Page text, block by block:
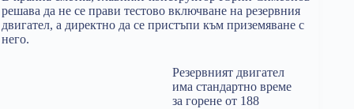
решава да не се прави тестово включване на резервния
двигател, а директно да се пристъпи към приземяване с
него.
Резервният двигател
има стандартно време
за горене от 188